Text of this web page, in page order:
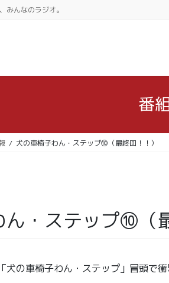
みんなのラジオ。
番
犬の車椅子わん・ステップ⑩（最終回！！）
・ステップ⑩（
犬の車椅子わん・ステップ」冒頭で衝